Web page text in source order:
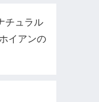
チュラル
イアンの